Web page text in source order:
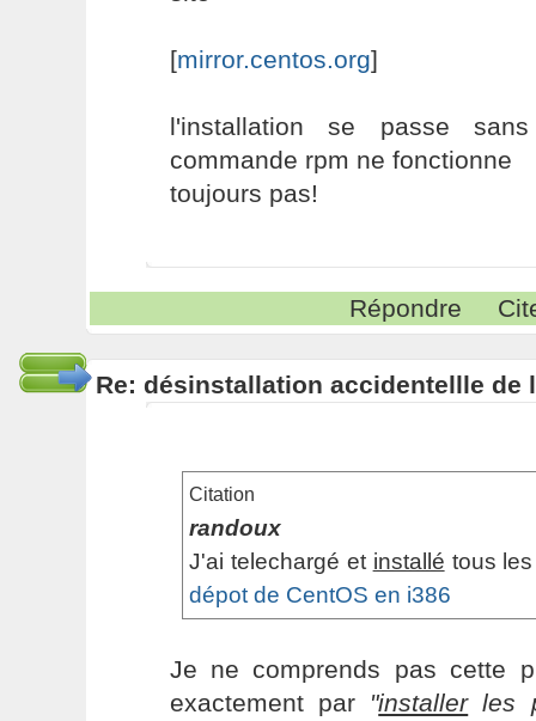
[mirror.centos.org]
l'installation se passe
commande rpm ne fonctionne
toujours pas!
Répondre
Re: désinstallation accidentellle de
Citation
randoux
J'ai telechargé et installé tous
dépot de CentOS en i386
Je ne comprends pas cette
exactement par "installerles